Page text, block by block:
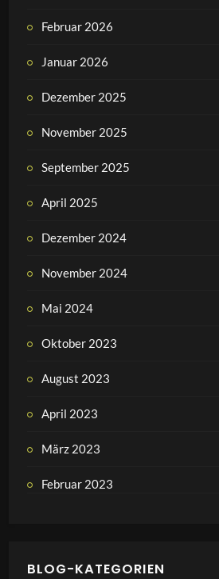
Februar 2026
Januar 2026
Dezember 2025
November 2025
September 2025
April 2025
Dezember 2024
November 2024
Mai 2024
Oktober 2023
August 2023
April 2023
März 2023
Februar 2023
BLOG-KATEGORIEN